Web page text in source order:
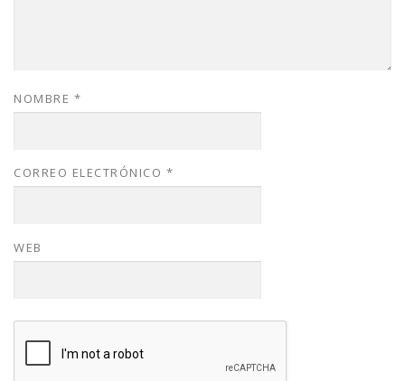
NOMBRE *
CORREO ELECTRÓNICO *
WEB